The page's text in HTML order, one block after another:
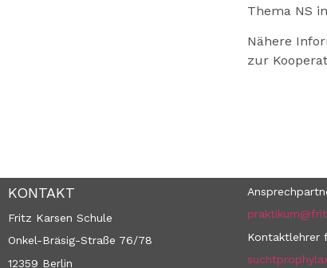
Thema NS
Nähere
zur
KONTAKT
Fritz Karsen Schule
Onkel-Bräsig-Straße 76/78
12359 Berlin
Kontaktlehrer